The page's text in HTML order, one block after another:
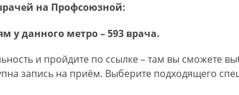
на Профсоюзной:
у данного метро – 593 врача.
и пройдите по ссылке – там вы сможете
запись на приём. Выберите подходящего